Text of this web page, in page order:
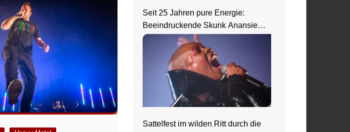
Seit 25 Jahren pure Energie:
Beeindruckende Skunk Anansie
Show in Wiesbaden
Sattelfest im wilden Ritt durch die